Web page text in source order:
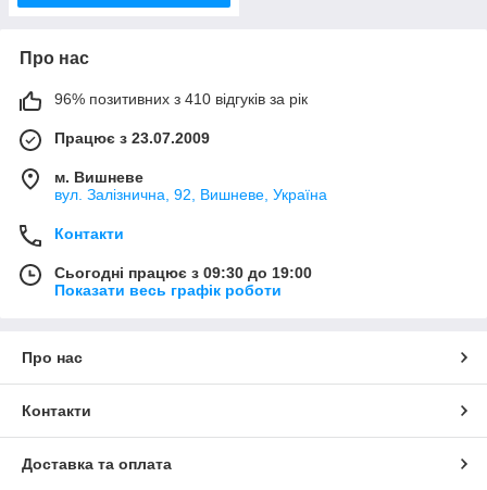
Про нас
96% позитивних з 410 відгуків за рік
Працює з 23.07.2009
м. Вишневе
вул. Залізнична, 92, Вишневе, Україна
Контакти
Сьогодні працює з 09:30 до 19:00
Показати весь графік роботи
Про нас
Контакти
Доставка та оплата